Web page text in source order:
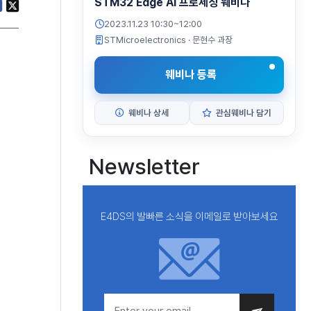
STM32 Edge AI 프로세싱 웨비나
2023.11.23 10:30~12:00
STMicroelectronics · 문현수 과장
웨비나 등록
웨비나 상세 관심웨비나 담기
Newsletter
E4DS의 발빠른 소식을 이메일로 받아보세요